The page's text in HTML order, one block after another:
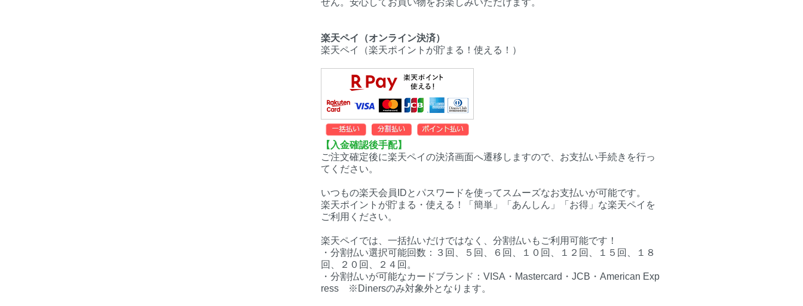
せん。安心してお買い物をお楽しみいただけます。
楽天ペイ（オンライン決済）
楽天ペイ（楽天ポイントが貯まる！使える！）
【入金確認後手配】
ご注文確定後に楽天ペイの決済画面へ遷移しますので、お支払い手続きを行っ
てください。
いつもの楽天会員IDとパスワードを使ってスムーズなお支払いが可能です。
楽天ポイントが貯まる・使える！「簡単」「あんしん」「お得」な楽天ペイを
ご利用ください。
楽天ペイでは、一括払いだけではなく、分割払いもご利用可能です！
・分割払い選択可能回数：３回、５回、６回、１０回、１２回、１５回、１８
回、２０回、２４回。
・分割払いが可能なカードブランド：VISA・Mastercard・JCB・American Exp
ress ※Dinersのみ対象外となります。